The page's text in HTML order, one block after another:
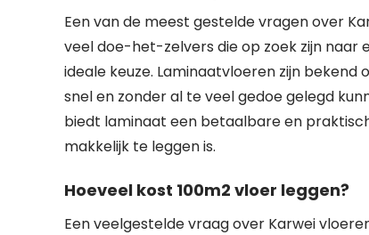
Een van de meest gestelde vragen over
veel doe-het-zelvers die op zoek zijn naar
ideale keuze. Laminaatvloeren zijn
snel en zonder al te veel gedoe gelegd
biedt laminaat een betaalbare en
makkelijk te leggen is.
Hoeveel kost 100m2 vloer leggen?
Een veelgestelde vraag over Karwei